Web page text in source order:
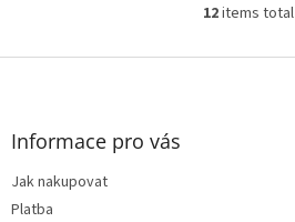
L
s
12items total
F
Informace pro vás
Jak nakupovat
Platba